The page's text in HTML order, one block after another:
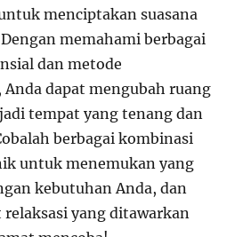
menciptakan suasana
memahami berbagai
dan metode
dapat mengubah ruang
tempat yang tenang dan
berbagai kombinasi
untuk menemukan yang
kebutuhan Anda, dan
yang ditawarkan